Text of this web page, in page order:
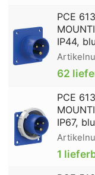
PCE
IP44,
62
PCE
IP67,
1